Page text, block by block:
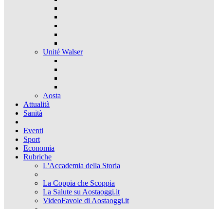
Unité Walser
Aosta
Attualità
Sanità
Eventi
Sport
Economia
Rubriche
L'Accademia della Storia
La Coppia che Scoppia
La Salute su Aostaoggi.it
VideoFavole di Aostaoggi.it